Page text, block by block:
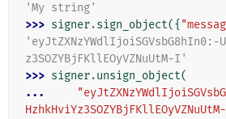
'My string'
>>> signer.sign_object({
'eyJtZXNzYWdlIjoiSGVsbG8hIn0:-
z3SOZYBjFKllEOyVZNuUtM-I'
>>> signer.unsign_object(
...